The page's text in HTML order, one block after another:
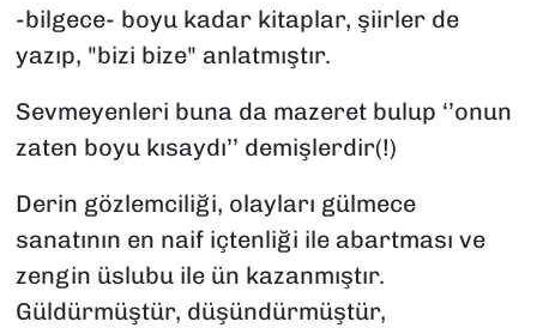
-bilgece- boyu kadar kitaplar, şiirler de
yazıp, "bizi bize" anlatmıştır.
Sevmeyenleri buna da mazeret bulup ‘’onun
zaten boyu kısaydı’’ demişlerdir(!)
Derin gözlemciliği, olayları gülmece
sanatının en naif içtenliği ile abartması ve
zengin üslubu ile ün kazanmıştır.
Güldürmüştür, düşündürmüştür,